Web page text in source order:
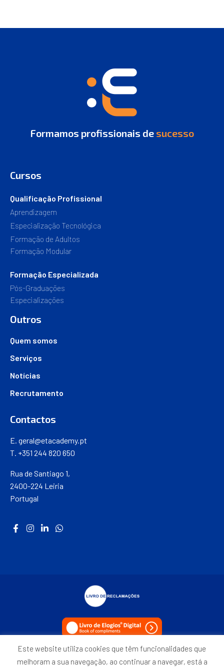
Formamos profissionais de sucesso
Cursos
Qualificação Profissional
Aprendizagem
Especialização Tecnológica
Formação de Adultos
Formação Modular
Formação Especializada
Pós-Graduações
Especializações
Outros
Quem somos
Serviços
Notícias
Recrutamento
Contactos
E. geral@etacademy.pt
T. +351 244 820 650
Rua de Santiago 1,
2400-224 Leiria
Portugal
Política de Privacidade
Este website utiliza cookies que têm funcionalidades que
melhoram a sua navegação, ao continuar a navegar, está a